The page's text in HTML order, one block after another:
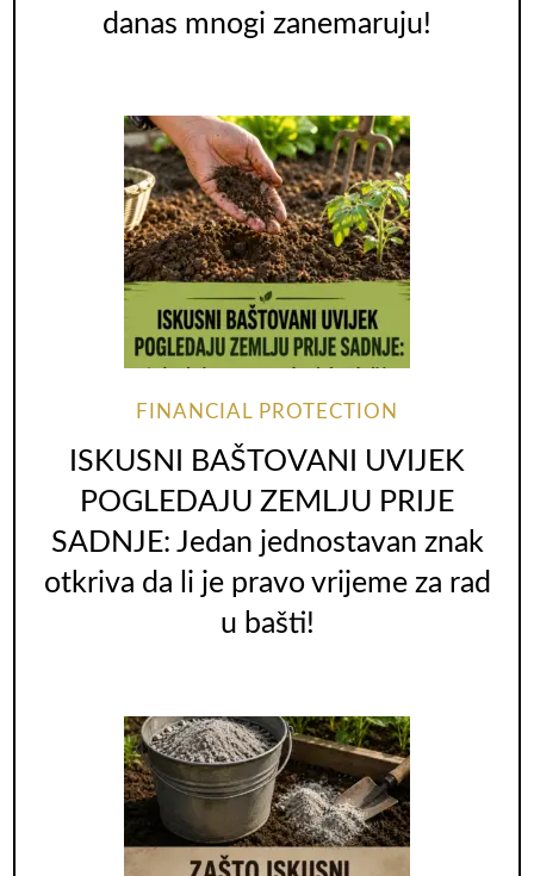
danas mnogi zanemaruju!
FINANCIAL PROTECTION
ISKUSNI BAŠTOVANI UVIJEK
POGLEDAJU ZEMLJU PRIJE
SADNJE: Jedan jednostavan znak
otkriva da li je pravo vrijeme za rad
u bašti!